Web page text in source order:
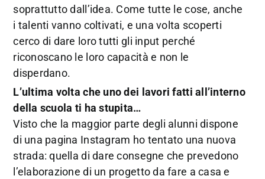
soprattutto dall’idea. Come tutte le cose, anche
i talenti vanno coltivati, e una volta scoperti
cerco di dare loro tutti gli input perché
riconoscano le loro capacità e non le
disperdano.
L’ultima volta che uno dei lavori fatti all’interno
della scuola ti ha stupita…
Visto che la maggior parte degli alunni dispone
di una pagina Instagram ho tentato una nuova
strada: quella di dare consegne che prevedono
l’elaborazione di un progetto da fare a casa e